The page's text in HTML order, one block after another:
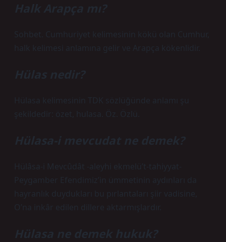
Halk Arapça mı?
Sohbet. Cumhuriyet kelimesinin kökü olan Cumhur,
halk kelimesi anlamına gelir ve Arapça kökenlidir.
Hülas nedir?
Hülasa kelimesinin TDK sözlüğünde anlamı şu
şekildedir: özet, hulasa. Öz. Özlü.
Hülasa-i mevcudat ne demek?
Hülâsa-i Mevcûdât -aleyhi ekmelü’t-tahiyyat-
Peygamber Efendimiz’in ümmetinin aydınları da
hayranlık duydukları bu pırlantaları şiir vadisine,
O’na inkâr edilen dillere aktarmışlardır.
Hülasa ne demek hukuk?